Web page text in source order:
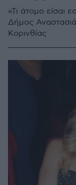
«Τι άτομο είσαι
Δήμος
Κορινθίας